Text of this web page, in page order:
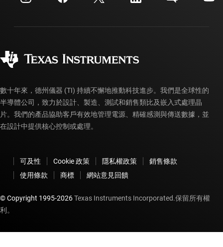
投資人關系
製造
myTI 帳戶常見問題解答
訂購 FAQ
數十年來，德州儀器 (TI) 持續不懈地推動科技進步。我們是全球性的
半導體公司，致力於設計、製造、測試和銷售類比及嵌入式處理晶
片。我們的產品協助客戶有效地管理電源、精確感測與傳送數據，並
在設計中提供核心控制或處理。
可及性 Cookie 政策 隱私權政策
銷售條款
使用條款
商標 網站意見回饋
© Copyright 1995-2026Texas Instruments Incorporated.保留所有權
利。